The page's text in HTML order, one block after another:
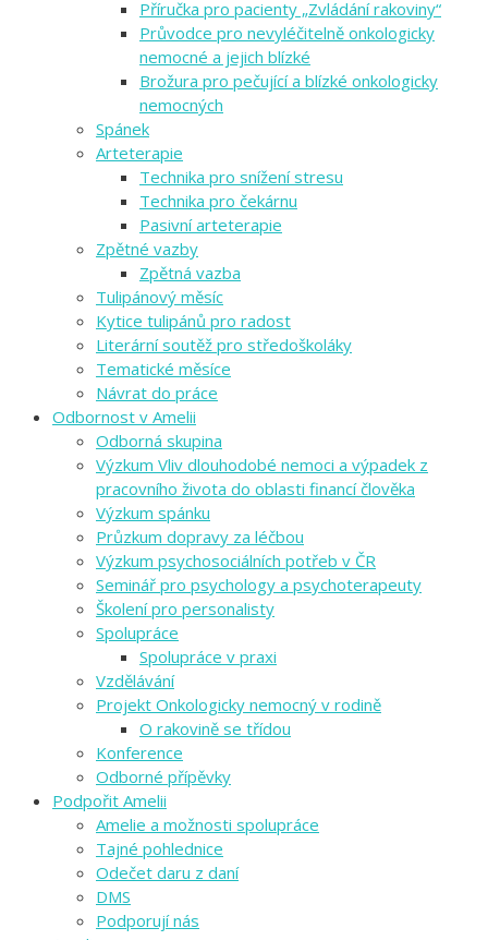
Příručka pro pacienty „Zvládání rakoviny“
Průvodce pro nevyléčitelně onkologicky
nemocné a jejich blízké
Brožura pro pečující a blízké onkologicky
nemocných
Spánek
Arteterapie
Technika pro snížení stresu
Technika pro čekárnu
Pasivní arteterapie
Zpětné vazby
Zpětná vazba
Tulipánový měsíc
Kytice tulipánů pro radost
Literární soutěž pro středoškoláky
Tematické měsíce
Návrat do práce
Odbornost v Amelii
Odborná skupina
Výzkum Vliv dlouhodobé nemoci a výpadek z
pracovního života do oblasti financí člověka
Výzkum spánku
Průzkum dopravy za léčbou
Výzkum psychosociálních potřeb v ČR
Seminář pro psychology a psychoterapeuty
Školení pro personalisty
Spolupráce
Spolupráce v praxi
Vzdělávání
Projekt Onkologicky nemocný v rodině
O rakovině se třídou
Konference
Odborné přípěvky
Podpořit Amelii
Amelie a možnosti spolupráce
Tajné pohlednice
Odečet daru z daní
DMS
Podporují nás